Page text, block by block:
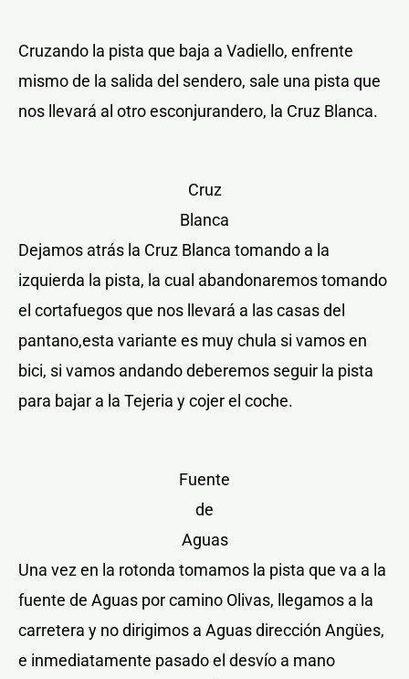
Cruzando la pista que baja a Vadiello, enfrente
mismo de la salida del sendero, sale una pista que
nos llevará al otro esconjurandero, la Cruz Blanca.
Cruz
Blanca
Dejamos atrás la Cruz Blanca tomando a la
izquierda la pista, la cual abandonaremos tomando
el cortafuegos que nos llevará a las casas del
pantano,esta variante es muy chula si vamos en
bici, si vamos andando deberemos seguir la pista
para bajar a la Tejeria y cojer el coche.
Fuente
de
Aguas
Una vez en la rotonda tomamos la pista que va a la
fuente de Aguas por camino Olivas, llegamos a la
carretera y no dirigimos a Aguas dirección Angües,
e inmediatamente pasado el desvío a mano